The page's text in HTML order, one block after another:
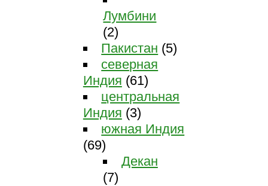
Лумбини
(2)
Пакистан (5)
северная
Индия (61)
центральная
Индия (3)
южная Индия
(69)
Декан
(7)